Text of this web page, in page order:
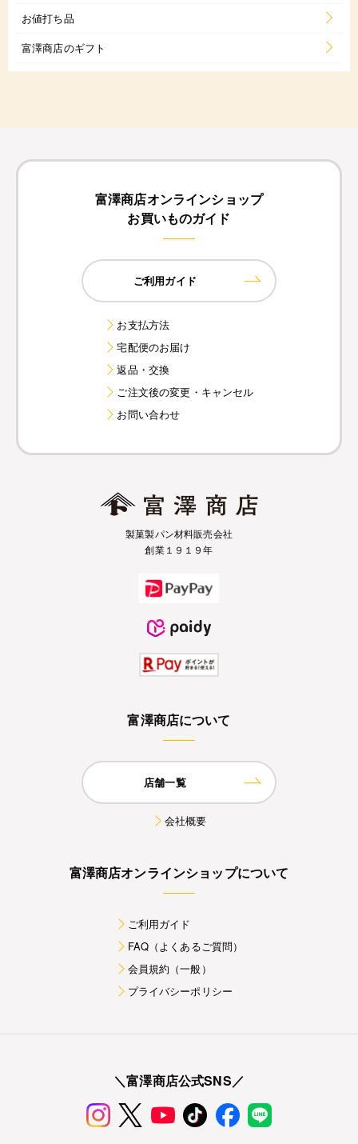
お値打ち品
富澤商店のギフト
富澤商店オンラインショップ
お買いものガイド
ご利用ガイド
お支払方法
宅配便のお届け
返品・交換
ご注文後の変更・キャンセル
お問い合わせ
製菓製パン材料販売会社
創業１９１９年
富澤商店について
店舗一覧
会社概要
富澤商店オンラインショップについて
ご利用ガイド
FAQ（よくあるご質問）
会員規約（一般）
プライバシーポリシー
＼富澤商店公式SNS／